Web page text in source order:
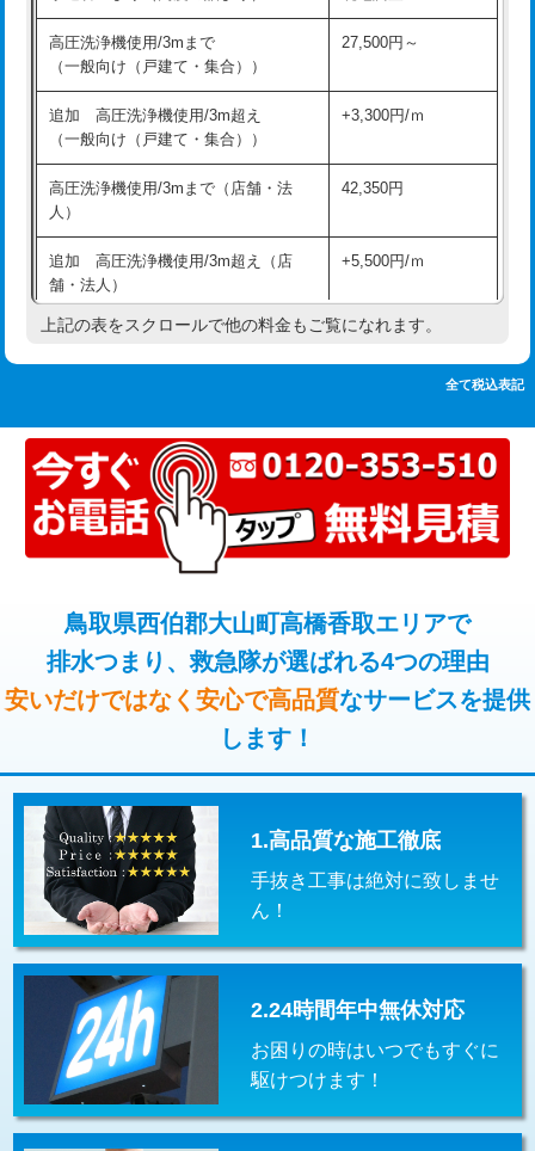
追加人工 16,500円
廃棄・処分 現場見積
※給水管工事は20mmまでの価格です。
持込商品取付（混合水栓）
持込商品取付（浄水器・分岐水栓） 16,500円
業）
排水管工事（追加 排水管工事/3ｍ超
え）
マス交換（土の掘削・埋め戻し作業） 11,000円~
マス交換（深さ50㎝以上） 66,000円
コンクリート斫り（厚さ10㎝まで） 27,500円
コンクリート斫り（厚さ10㎝超え） 38,500円
モルタル補修（厚さ10㎝まで） 27,500円
モルタル補修（厚さ10㎝超え） 38,500円
追加人工 16,500円
高圧洗浄機使用/3mまで
（一般向け（戸建て・集合））
27,500円～
追加 高圧洗浄機使用/3m超え
（一般向け（戸建て・集合））
+3,300円/ｍ
高圧洗浄機使用/3mまで（店舗・法
人）
42,350円
追加 高圧洗浄機使用/3m超え（店
舗・法人）
+5,500円/ｍ
高度高圧洗浄換 現地調査
トーラー機使用/3mまで 33,000円
追加トーラー機使用/3m超え +3,300円
カメラ調査 33,000円
止水・漏水調査・防水処理・清掃・修
理・調整・分解・加工など（軽作業）
11,000円
止水・漏水調査・防水処理・清掃・修
理・調整・分解・加工など（中作業）
22,000円
止水・漏水調査・防水処理・清掃・修
理・調整・分解・加工など（重作業）
33,000円
その他部品の脱着 8,800円～
交換・取付（タンク） 22,000円+材料費
交換・取付(単水栓（壁付・デッキ
式）)
13,200円+材料費
交換・取付(混合水栓（壁付・デッキ
式・ワンホール）)
16,500円+材料費
交換・取付(排水栓・排水トラップ
（P/S/ポップアップ））
22,000円+材料費
上記の表をスクロールで他の料金もご覧になれます。
全て税込表記
鳥取県西伯郡大山町高橋香取エリアで
排水つまり、救急隊が選ばれる4つの理由
安いだけではなく安心で高品質なサービスを提供
します！
1.高品質な施工徹底
手抜き工事は絶対に致しませ
ん！
2.24時間年中無休対応
お困りの時はいつでもすぐに
駆けつけます！